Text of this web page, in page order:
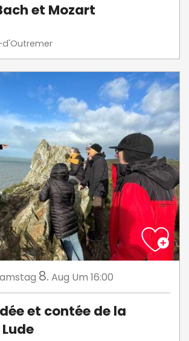
et Mozart
d'Outremer
8. Aug Um 16:00
et contée de la